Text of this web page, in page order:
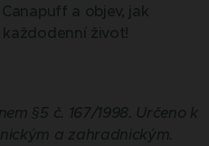
a objev, jak
život!
§5 č. 167/1998. Určeno k
a zahradnickým.